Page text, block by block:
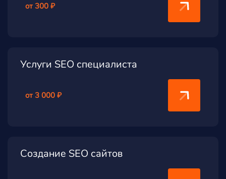
от 300 ₽
Услуги SEO специалиста
от 3 000 ₽
Создание SEO сайтов